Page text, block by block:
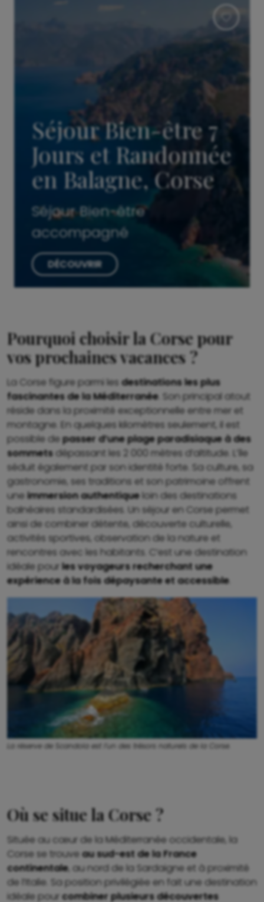
Séjour Bien-être 7
Jours et Randonnée
en Balagne, Corse
Séjour Bien-être
accompagné
DÉCOUVRIR
Pourquoi choisir la Corse pour
vos prochaines vacances ?
La Corse figure parmi les destinations les plus
fascinantes de la Méditerranée. Son principal atout
réside dans la proximité exceptionnelle entre mer et
montagne. En quelques kilomètres seulement, il est
possible depasser d’une plage paradisiaque à des
sommets dépassant les 2 000 mètres d’altitude. L’île
séduit également par son identité forte. Sa culture, sa
gastronomie, ses traditions et son patrimoine offrent
une immersion authentiqueloin des destinations
balnéaires standardisées. Un séjour en Corse permet
ainsi de combiner détente, découverte culturelle,
activités sportives, observation de la nature et
rencontres avec les habitants. C’est une destination
idéale pour les voyageurs recherchant une
expérience à la fois dépaysante et accessible.
La réserve de Scandola est l’un des trésors naturels de la Corse.
Où se situe la Corse ?
Située au cœur de la Méditerranée occidentale, la
Corse se trouve au sud-est de la France
continentale, au nord de la Sardaigne et à proximité
de l’Italie. Sa position privilégiée en fait une destination
idéale pour combiner plusieurs découvertes